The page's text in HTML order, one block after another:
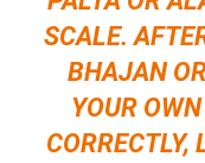
SCALE.
BHAJAN
YOUR
CORRECTLY,